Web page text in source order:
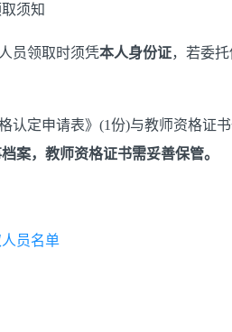
须知
员领取时须凭本人身份证，若委
认定申请表》(1份)与教师资格证书
案，教师资格证书需妥善保管。
员名单